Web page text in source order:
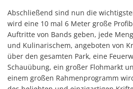
Abschließend sind nun die
wird eine 10 mal 6 Meter große
Auftritte von Bands geben, jede
und Kulinarischem, angeboten von
über den gesamten Park, eine
Schauübung, ein großer Flohmarkt
einem großen Rahmenprogramm